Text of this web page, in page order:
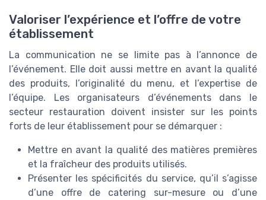
Valoriser l’expérience et l’offre de votre
établissement
La communication ne se limite pas à l’annonce de
l’événement. Elle doit aussi mettre en avant la qualité
des produits, l’originalité du menu, et l’expertise de
l’équipe. Les organisateurs d’événements dans le
secteur restauration doivent insister sur les points
forts de leur établissement pour se démarquer :
Mettre en avant la qualité des matières premières
et la fraîcheur des produits utilisés.
Présenter les spécificités du service, qu’il s’agisse
d’une offre de catering sur-mesure ou d’une